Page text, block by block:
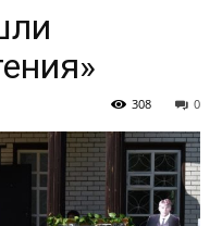
0
308